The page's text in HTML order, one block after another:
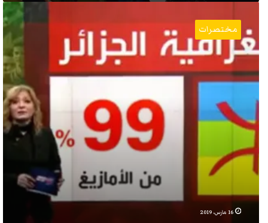
قناة
الحدث
السعودية
تصدم
العروبيين
:
الأمازيغ
99
بالمئة
من
الشعب
الجزائري
مختصرات
16 مارس، 2019